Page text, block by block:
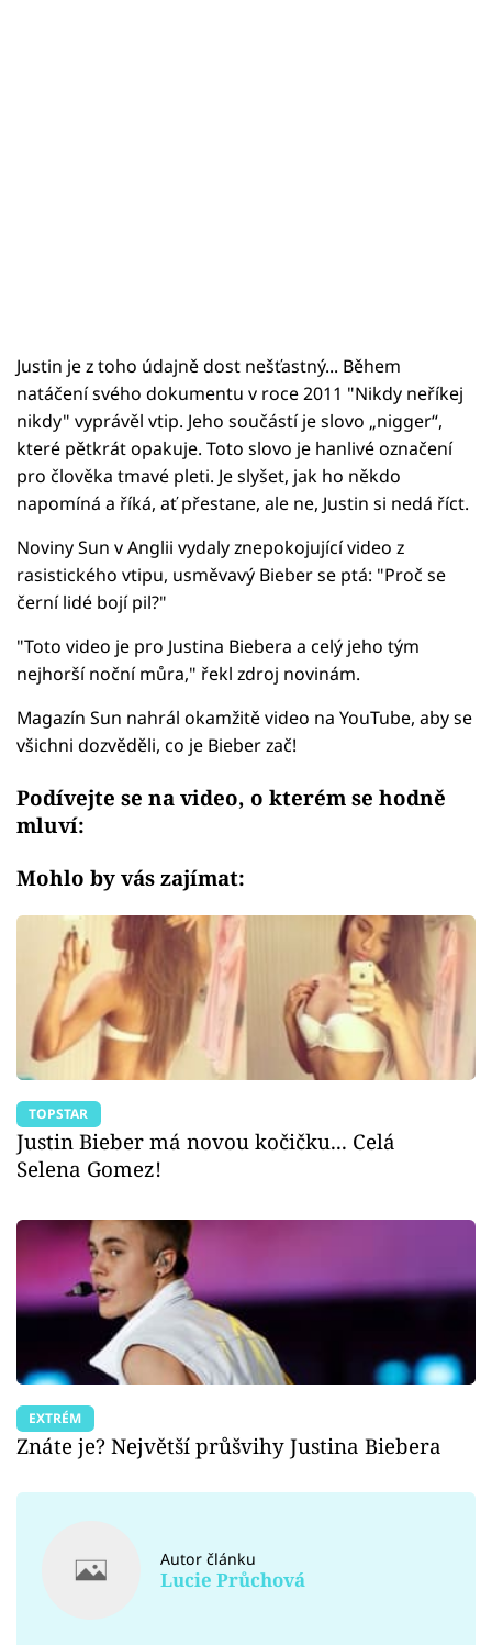
Justin je z toho údajně dost nešťastný... Během
natáčení svého dokumentu v roce 2011 "Nikdy neříkej
nikdy" vyprávěl vtip. Jeho součástí je slovo „nigger“,
které pětkrát opakuje. Toto slovo je hanlivé označení
pro člověka tmavé pleti. Je slyšet, jak ho někdo
napomíná a říká, ať přestane, ale ne, Justin si nedá říct.
Noviny Sun v Anglii vydaly znepokojující video z
rasistického vtipu, usměvavý Bieber se ptá: "Proč se
černí lidé bojí pil?"
"Toto video je pro Justina Biebera a celý jeho tým
nejhorší noční můra," řekl zdroj novinám.
Magazín Sun nahrál okamžitě video na YouTube, aby se
všichni dozvěděli, co je Bieber zač!
Podívejte se na video, o kterém se hodně
mluví:
Mohlo by vás zajímat:
TOPSTAR
Justin Bieber má novou kočičku... Celá
Selena Gomez!
EXTRÉM
Znáte je? Největší průšvihy Justina Biebera
Autor článku
Lucie Průchová